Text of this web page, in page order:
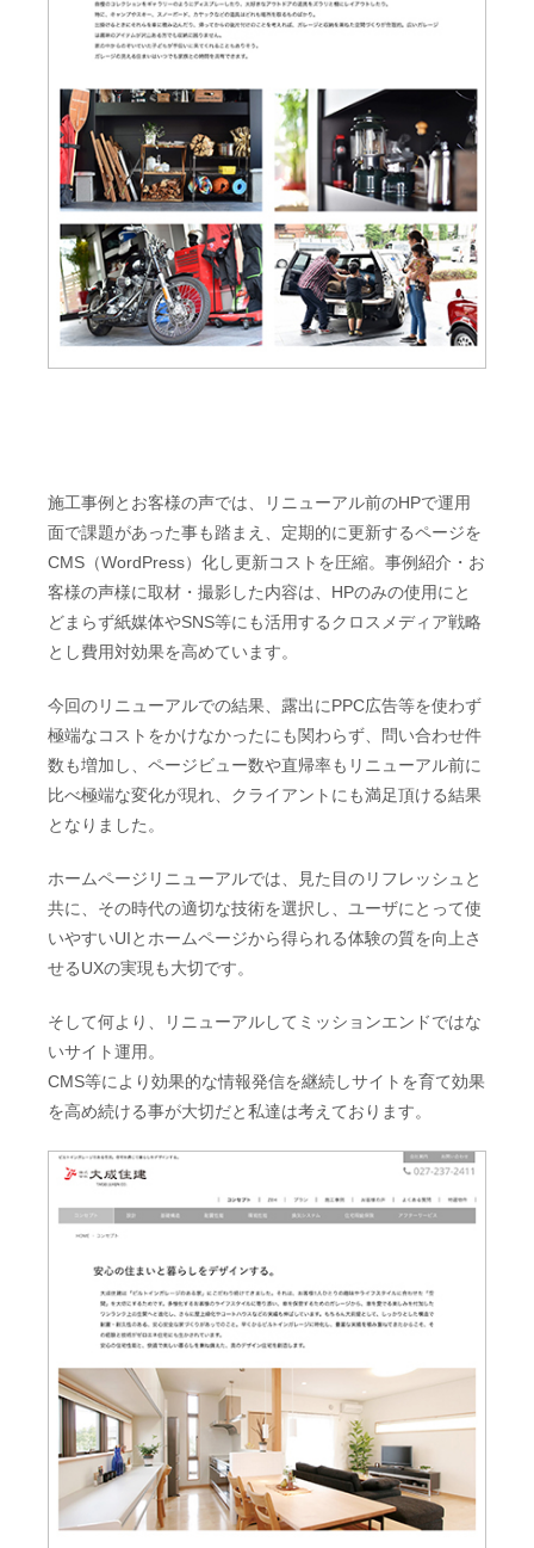
施工事例とお客様の声では、リニューアル前のHPで運用
面で課題があった事も踏まえ、定期的に更新するページを
CMS（WordPress）化し更新コストを圧縮。事例紹介・お
客様の声様に取材・撮影した内容は、HPのみの使用にと
どまらず紙媒体やSNS等にも活用するクロスメディア戦略
とし費用対効果を高めています。
今回のリニューアルでの結果、露出にPPC広告等を使わず
極端なコストをかけなかったにも関わらず、問い合わせ件
数も増加し、ページビュー数や直帰率もリニューアル前に
比べ極端な変化が現れ、クライアントにも満足頂ける結果
となりました。
ホームページリニューアルでは、見た目のリフレッシュと
共に、その時代の適切な技術を選択し、ユーザにとって使
いやすいUIとホームページから得られる体験の質を向上さ
せるUXの実現も大切です。
そして何より、リニューアルしてミッションエンドではな
いサイト運用。
CMS等により効果的な情報発信を継続しサイトを育て効果
を高め続ける事が大切だと私達は考えております。